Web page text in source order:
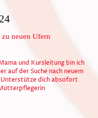
neuen Ufern
und Kursleitung bin ich
auf der Suche nach neuem
Unterstütze dich absofort